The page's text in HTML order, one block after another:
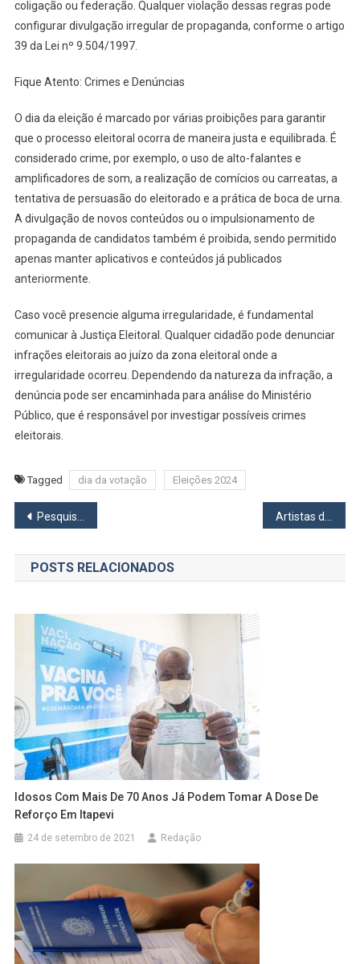
coligação ou federação. Qualquer violação dessas regras pode
configurar divulgação irregular de propaganda, conforme o artigo
39 da Lei nº 9.504/1997.
Fique Atento: Crimes e Denúncias
O dia da eleição é marcado por várias proibições para garantir
que o processo eleitoral ocorra de maneira justa e equilibrada. É
considerado crime, por exemplo, o uso de alto-falantes e
amplificadores de som, a realização de comícios ou carreatas, a
tentativa de persuasão do eleitorado e a prática de boca de urna.
A divulgação de novos conteúdos ou o impulsionamento de
propaganda de candidatos também é proibida, sendo permitido
apenas manter aplicativos e conteúdos já publicados
anteriormente.
Caso você presencie alguma irregularidade, é fundamental
comunicar à Justiça Eleitoral. Qualquer cidadão pode denunciar
infrações eleitorais ao juízo da zona eleitoral onde a
irregularidade ocorreu. Dependendo da natureza da infração, a
denúncia pode ser encaminhada para análise do Ministério
Público, que é responsável por investigar possíveis crimes
eleitorais.
Tagged dia da votação Eleições 2024
Navegação
de
Post
Pesquisa confirma que Gerson Pessoa pode vencer eleição a prefeito de Osasco no primeiro turno
POSTS RELACIONADOS
Idosos Com Mais De 70 Anos Já Podem Tomar A Dose De
Reforço Em Itapevi
24 de setembro de 2021 Redação